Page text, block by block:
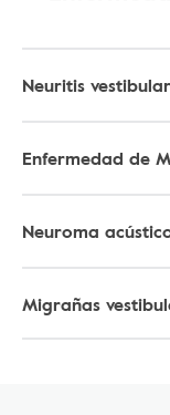
Neuritis vestibular
Enfermedad de
Neuroma
Migrañas